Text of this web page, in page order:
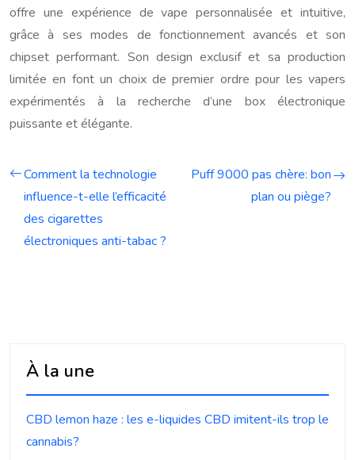
offre une expérience de vape personnalisée et intuitive,
grâce à ses modes de fonctionnement avancés et son
chipset performant. Son design exclusif et sa production
limitée en font un choix de premier ordre pour les vapers
expérimentés à la recherche d’une box électronique
puissante et élégante.
Comment la technologie
influence-t-elle l’efficacité
des cigarettes
électroniques anti-tabac ?
Puff 9000 pas chère: bon
plan ou piège?
À la une
CBD lemon haze : les e-liquides CBD imitent-ils trop le
cannabis?